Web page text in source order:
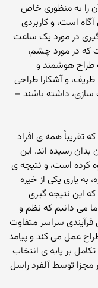
را به منظوری خاص
است، و کاربردی
در مورد یک ساعت
که در مورد چشم،
طراح هوشمند و
ظریف، و آشکارا طراحی
داشته باشند –
تقریباً همه ی افراد
رسیده اند. این
کرده است، و نتیجه ی
به یاری یکی از خیره
این نتیجه گیری
می دانیم که نظم و
سراسر متفاوت
عمل می کند و پیامد
بر پایه ی انتخاب
مجزا توسط آلفرد راسل